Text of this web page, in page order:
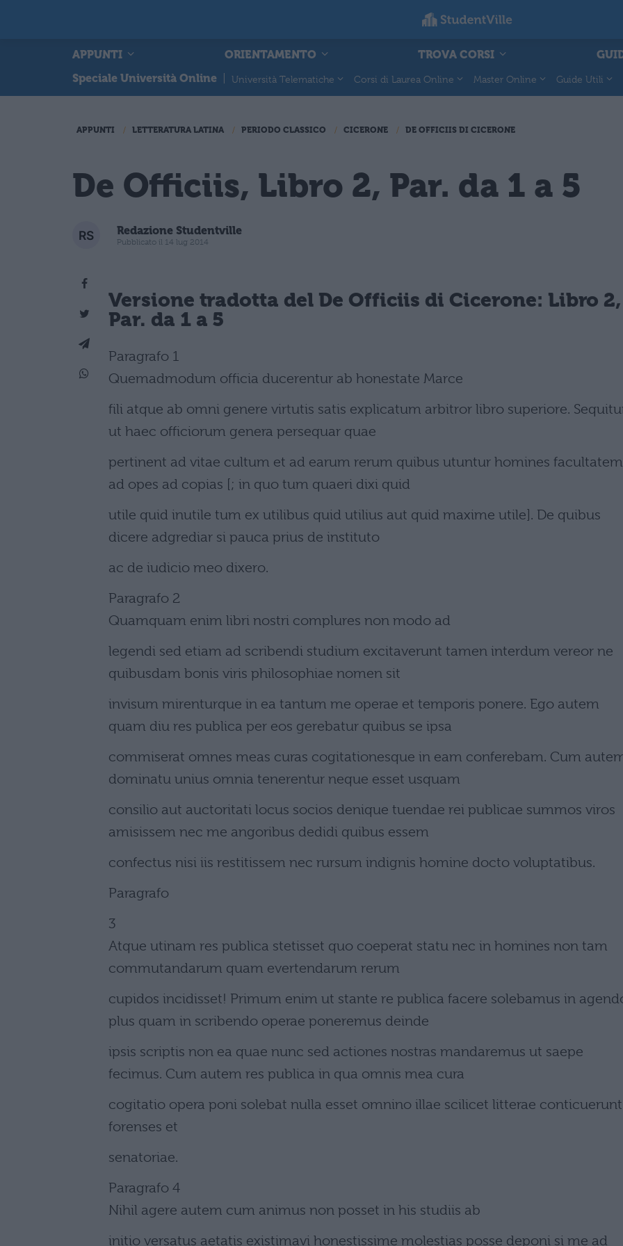
APPUNTI ORIENTAMENTO TROVA CORSI
Speciale Università Online
Università Telematiche Corsi di Laurea Online Master Online Guide Utili
APPUNTI LETTERATURA LATINA PERIODO CLASSICO CICERONE DE OFFICIIS DI CICERONE
De Officiis, Libro 2, Par. da 1 a 5
Redazione Studentville
Pubblicato il 14 lug 2014
Versione tradotta del De Officiis di Cicerone: Libro 2,
Par. da 1 a 5
Paragrafo 1
Quemadmodum officia ducerentur ab honestate Marce
fili atque ab omni genere virtutis satis explicatum arbitror libro superiore.
ut haec officiorum genera persequar quae
pertinent ad vitae cultum et ad earum rerum quibus utuntur homines facultatem
ad opes ad copias [; in quo tum quaeri dixi quid
utile quid inutile tum ex utilibus quid utilius aut quid maxime utile]. De quibus
dicere adgrediar si pauca prius de instituto
ac de iudicio meo dixero.
Paragrafo 2
Quamquam enim libri nostri complures non modo ad
legendi sed etiam ad scribendi studium excitaverunt tamen interdum vereor ne
quibusdam bonis viris philosophiae nomen sit
invisum mirenturque in ea tantum me operae et temporis ponere. Ego autem
quam diu res publica per eos gerebatur quibus se ipsa
commiserat omnes meas curas cogitationesque in eam conferebam. Cum
dominatu unius omnia tenerentur neque esset usquam
consilio aut auctoritati locus socios denique tuendae rei publicae summos viros
amisissem nec me angoribus dedidi quibus essem
confectus nisi iis restitissem nec rursum indignis homine docto voluptatibus.
Paragrafo
3
Atque utinam res publica stetisset quo coeperat statu nec in homines non tam
commutandarum quam evertendarum rerum
cupidos incidisset! Primum enim ut stante re publica facere solebamus in
plus quam in scribendo operae poneremus deinde
ipsis scriptis non ea quae nunc sed actiones nostras mandaremus ut saepe
fecimus. Cum autem res publica in qua omnis mea cura
cogitatio opera poni solebat nulla esset omnino illae scilicet litterae conticuerunt
forenses et
senatoriae.
Paragrafo 4
Nihil agere autem cum animus non posset in his studiis ab
initio versatus aetatis existimavi honestissime molestias posse deponi si me ad